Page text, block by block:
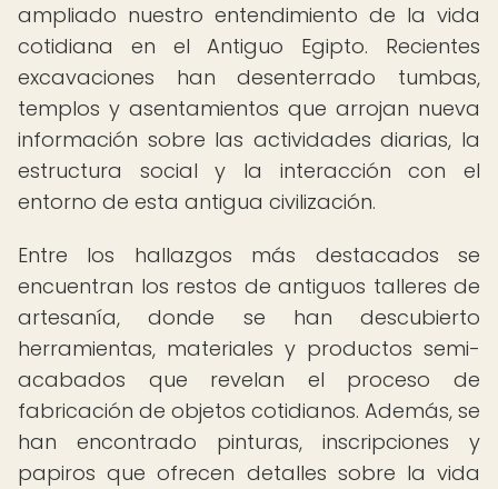
ampliado nuestro entendimiento de la vida
cotidiana en el Antiguo Egipto. Recientes
excavaciones han desenterrado tumbas,
templos y asentamientos que arrojan nueva
información sobre las actividades diarias, la
estructura social y la interacción con el
entorno de esta antigua civilización.
Entre los hallazgos más destacados se
encuentran los restos de antiguos talleres de
artesanía, donde se han descubierto
herramientas, materiales y productos semi-
acabados que revelan el proceso de
fabricación de objetos cotidianos. Además, se
han encontrado pinturas, inscripciones y
papiros que ofrecen detalles sobre la vida